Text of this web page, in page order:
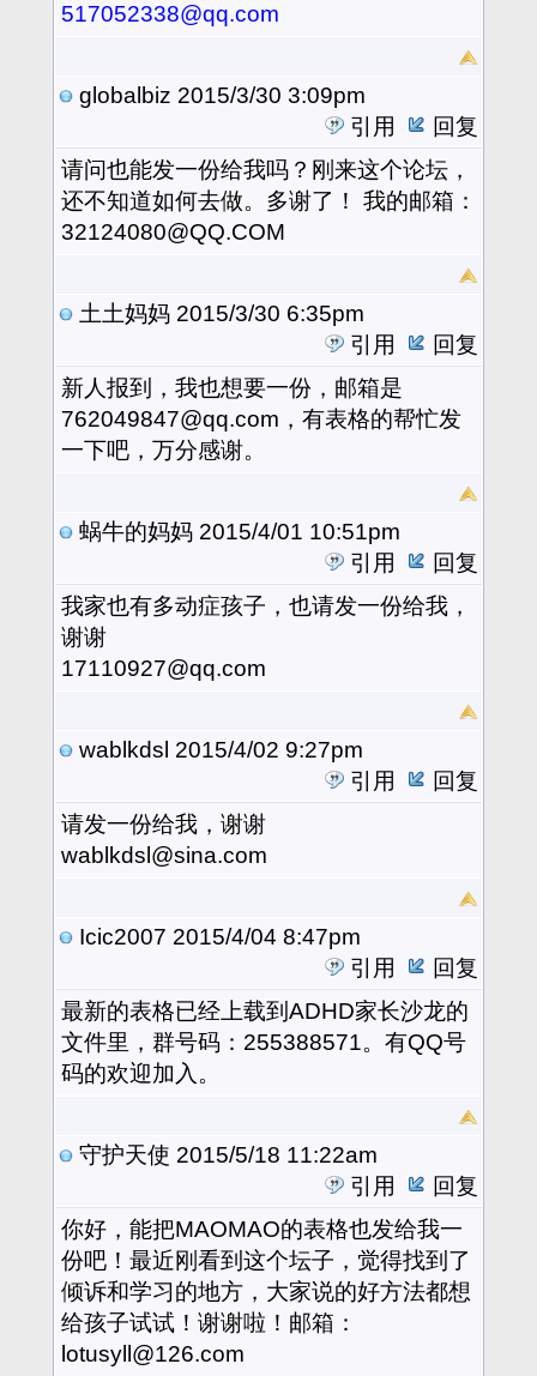
517052338@qq.com
globalbiz 2015/3/30 3:09pm
引用
回复
请问也能发一份给我吗？刚来这个论坛，
还不知道如何去做。多谢了！ 我的邮箱：
32124080@QQ.COM
土土妈妈 2015/3/30 6:35pm
引用
回复
新人报到，我也想要一份，邮箱是
762049847@qq.com，有表格的帮忙发
一下吧，万分感谢。
蜗牛的妈妈 2015/4/01 10:51pm
引用
回复
我家也有多动症孩子，也请发一份给我，
谢谢
17110927@qq.com
wablkdsl 2015/4/02 9:27pm
引用
回复
请发一份给我，谢谢
wablkdsl@sina.com
Icic2007 2015/4/04 8:47pm
引用
回复
最新的表格已经上载到ADHD家长沙龙的
文件里，群号码：255388571。有QQ号
码的欢迎加入。
守护天使 2015/5/18 11:22am
引用
回复
你好，能把MAOMAO的表格也发给我一
份吧！最近刚看到这个坛子，觉得找到了
倾诉和学习的地方，大家说的好方法都想
给孩子试试！谢谢啦！邮箱：
lotusyll@126.com